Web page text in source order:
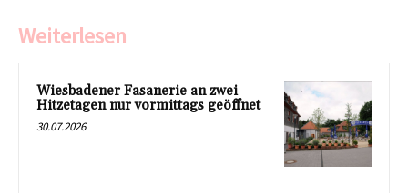
Weiterlesen
Wiesbadener Fasanerie an zwei
Hitzetagen nur vormittags geöffnet
30.07.2026